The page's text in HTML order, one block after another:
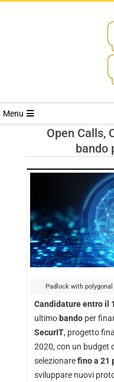
Menu
Open Calls,
bando
Padlock with
Candidature entro il
ultimo bandoper
SecurIT, progetto
2020, con un budget
selezionarefino a 21
sviluppare nuovi